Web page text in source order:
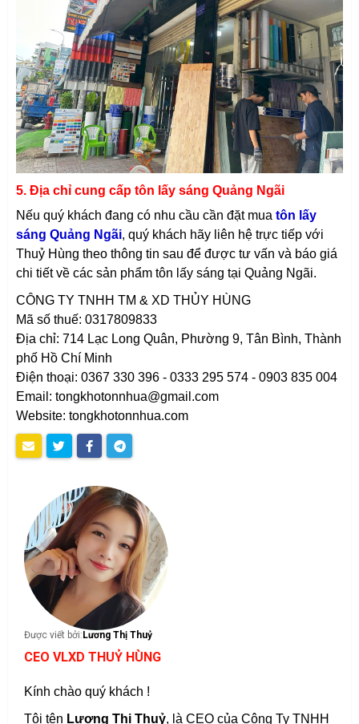
5. Địa chỉ cung cấp tôn lấy sáng Quảng Ngãi
Nếu quý khách đang có nhu cầu cần đặt mua tôn lấy
sáng Quảng Ngãi, quý khách hãy liên hệ trực tiếp với
Thuỷ Hùng theo thông tin sau để được tư vấn và báo giá
chi tiết về các sản phẩm tôn lấy sáng tại Quảng Ngãi.
CÔNG TY TNHH TM & XD THỦY HÙNG
Mã số thuế: 0317809833
Địa chỉ: 714 Lạc Long Quân, Phường 9, Tân Bình, Thành
phố Hồ Chí Minh
Điện thoại: 0367 330 396 - 0333 295 574 - 0903 835 004
Email: tongkhotonnhua@gmail.com
Website: tongkhotonnhua.com
Được viết bởi: Lương Thị Thuỷ
CEO VLXD THUỶ HÙNG
Kính chào quý khách !
Tôi tên Lương Thị Thuỷ, là CEO của Công Ty TNHH